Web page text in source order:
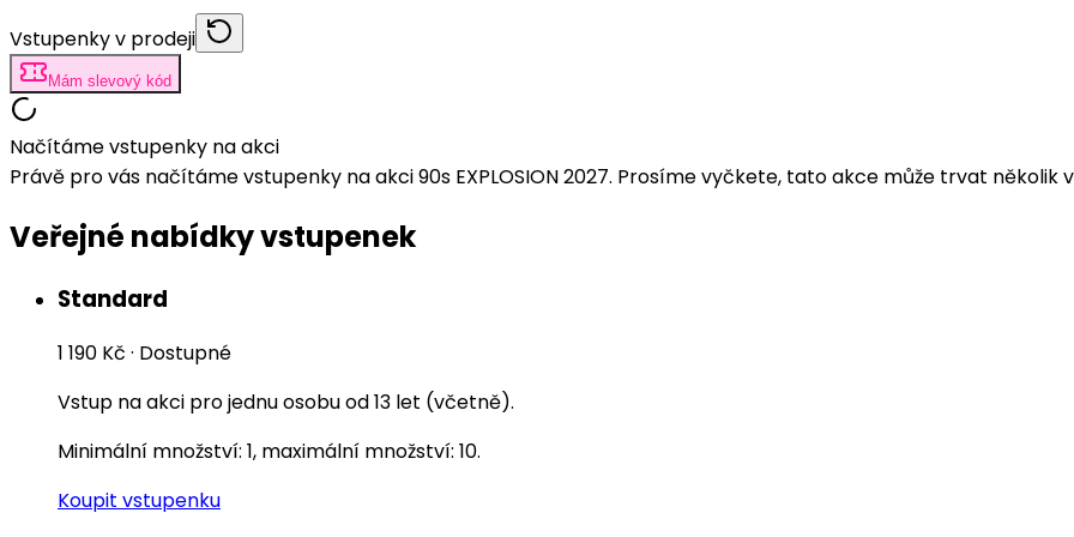
Vstupenky v prodeji
Mám slevový kód
Načítáme vstupenky na akci
Právě pro vás načítáme vstupenky na akci 90s EXPLOSION 2027. Prosíme vyčkete, tato akce může trvat několik
Veřejné nabídky vstupenek
Standard
1 190 Kč · Dostupné
Vstup na akci pro jednu osobu od 13 let (včetně).
Minimální množství: 1, maximální množství: 10.
Koupit vstupenku